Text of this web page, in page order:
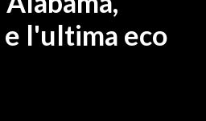
l'ultima eco